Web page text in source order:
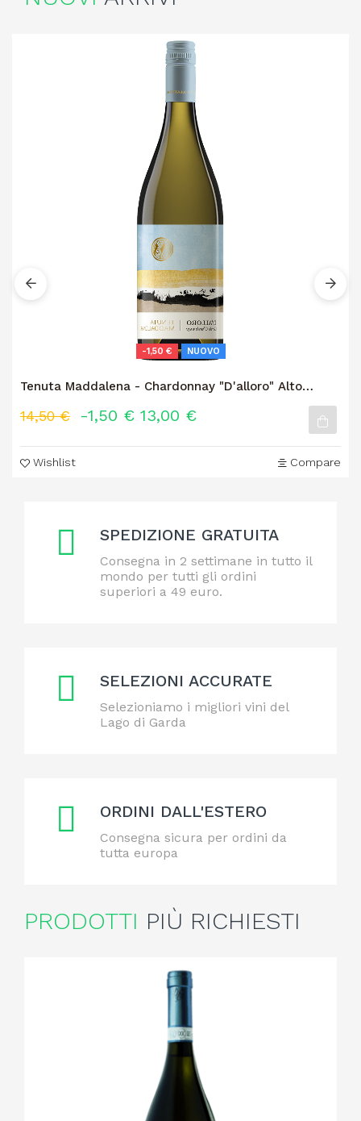
-1,50 € NUOVO
Tenuta Maddalena - Chardonnay "D'alloro" Alto
14,50 € -1,50 € 13,00 €
Wishlist Compare
SPEDIZIONE GRATUITA
Consegna in 2 settimane in tutto il
mondo per tutti gli ordini
superiori a 49 euro.
SELEZIONI ACCURATE
Selezioniamo i migliori vini del
Lago di Garda
ORDINI DALL'ESTERO
Consegna sicura per ordini da
tutta europa
PRODOTTI PIÙ RICHIESTI